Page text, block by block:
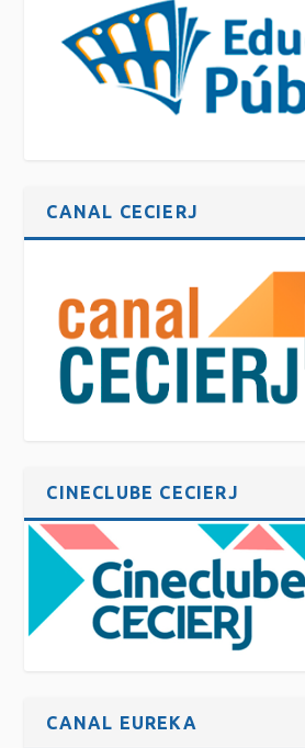
CANAL CECIERJ
CINECLUBE CECIERJ
CANAL EUREKA